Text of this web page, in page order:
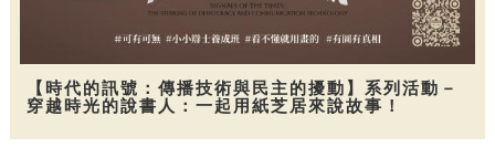
【時代的訊號：傳播技術與民主的擾動】系列活動－
穿越時光的說書人：一起用紙芝居來說故事！